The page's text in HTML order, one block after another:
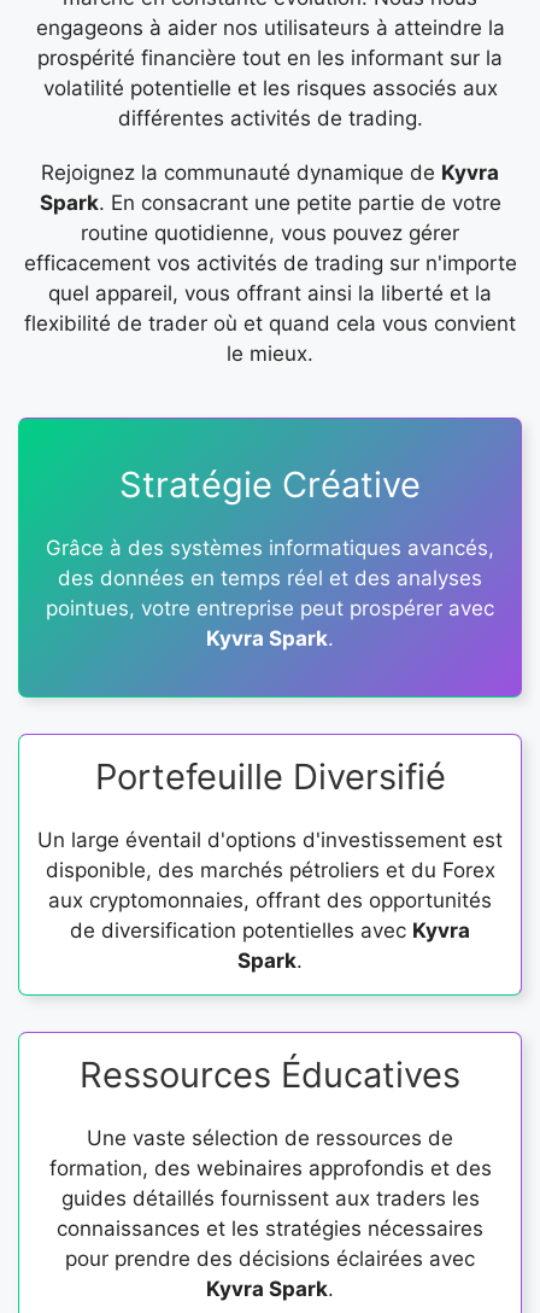
engageons à aider nos utilisateurs à atteindre la
prospérité financière tout en les informant sur la
volatilité potentielle et les risques associés aux
différentes activités de trading.
Rejoignez la communauté dynamique de Kyvra
Spark. En consacrant une petite partie de votre
routine quotidienne, vous pouvez gérer
efficacement vos activités de trading sur n'importe
quel appareil, vous offrant ainsi la liberté et la
flexibilité de trader où et quand cela vous convient
le mieux.
Stratégie Créative
Grâce à des systèmes informatiques avancés,
des données en temps réel et des analyses
pointues, votre entreprise peut prospérer avec
Kyvra Spark.
Portefeuille Diversifié
Un large éventail d'options d'investissement est
disponible, des marchés pétroliers et du Forex
aux cryptomonnaies, offrant des opportunités
de diversification potentielles avec Kyvra
Spark.
Ressources Éducatives
Une vaste sélection de ressources de
formation, des webinaires approfondis et des
guides détaillés fournissent aux traders les
connaissances et les stratégies nécessaires
pour prendre des décisions éclairées avec
Kyvra Spark.